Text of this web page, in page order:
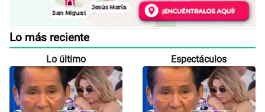
Lo más reciente
Lo último Espectáculos